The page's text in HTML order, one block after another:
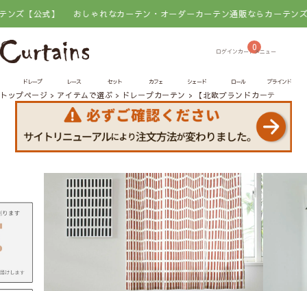
おしゃれなカーテン・オーダーカーテン通販ならカーテンズ【公式】
0
ドレープ レース セット カフェ シェード ロール ブラインド
トップページ アイテムで選ぶ ドレープカーテン 【北欧ブランドカーテン】シ